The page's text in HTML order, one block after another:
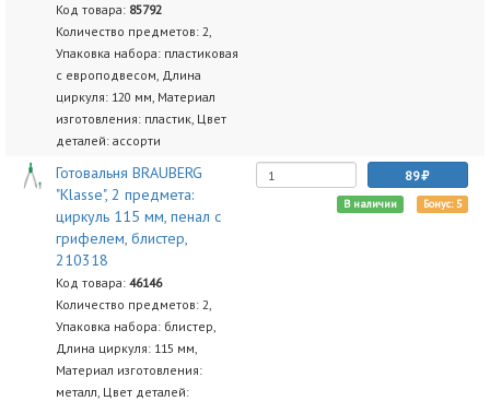
Код товара: 85792
Количество предметов: 2,
Упаковка набора: пластиковая
с европодвесом, Длина
циркуля: 120 мм, Материал
изготовления: пластик, Цвет
деталей: ассорти
Готовальня BRAUBERG
"Klasse", 2 предмета:
циркуль 115 мм, пенал с
грифелем, блистер,
210318
Код товара: 46146
Количество предметов: 2,
Упаковка набора: блистер,
Длина циркуля: 115 мм,
Материал изготовления:
металл, Цвет деталей:
89
В наличии Бонус: 5